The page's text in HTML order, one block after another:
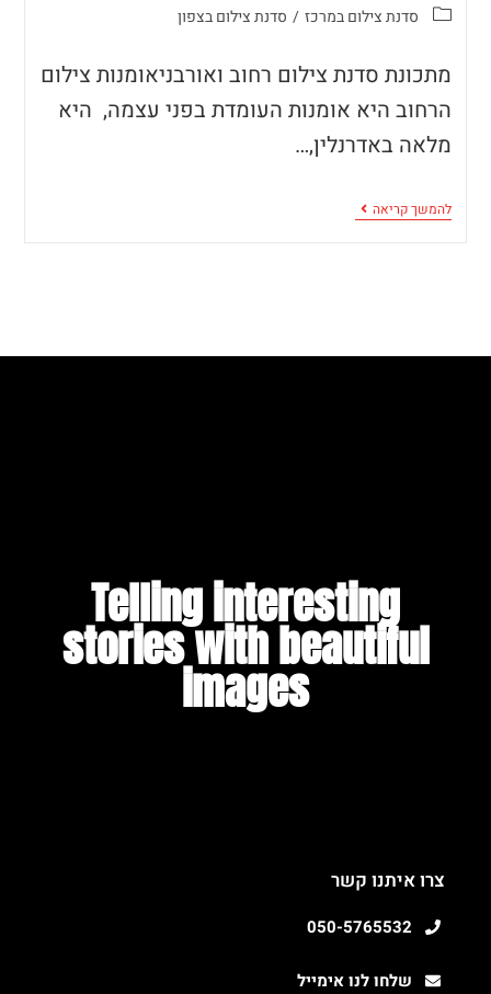
סדנת צילום במרכז / סדנת צילום בצפון
מתכונת סדנת צילום רחוב ואורבניאומנות צילום
הרחוב היא אומנות העומדת בפני עצמה, היא
מלאה באדרנלין,…
להמשך קריאה
Telling interesting
stories with beautiful
images​
צרו איתנו קשר
050-5765532
שלחו לנו אימייל